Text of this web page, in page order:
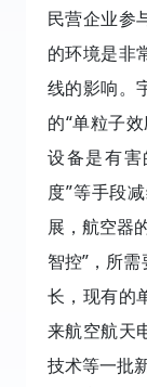
民营企业参
的环境是非
线的影响。
的“单粒子
设备是有
度”等手段
展，航空器
智控”，所
长，现有的
来航空航天
技术等一批